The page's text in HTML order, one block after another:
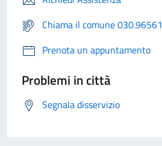
Chiama il comune 030.96561
Prenota un appuntamento
Problemi in città
Segnala disservizio